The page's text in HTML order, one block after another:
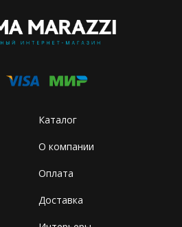
Каталог
О компании
Оплата
Доставка